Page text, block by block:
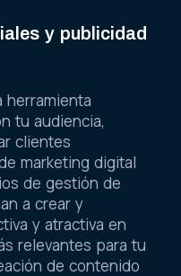
y publicidad
herramienta
tu audiencia,
clientes
marketing digital
de gestión de
a crear y
y atractiva en
relevantes para tu
de contenido